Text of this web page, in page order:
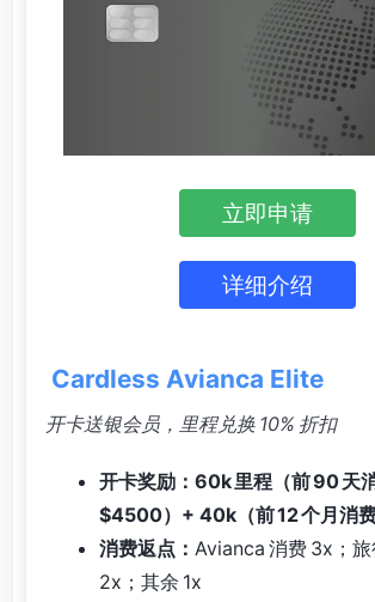
立即申请
详细介绍
Cardless Avianca Elite
开卡送银会员，里程兑换 10% 折扣
开卡奖励：60k 里程（前 90 天
$4500）+ 40k（前 12 个月消费
消费返点： Avianca 消费 3x；
2x；其余 1x